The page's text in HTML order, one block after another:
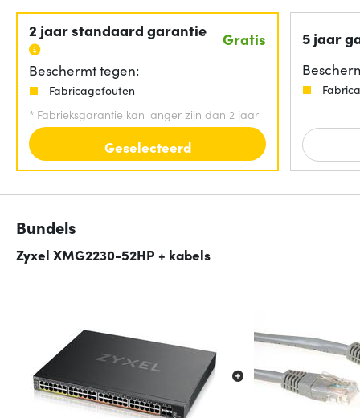
2 jaar standaard garantie Gratis
Beschermt tegen:
Fabricagefouten
* Fabrieksgarantie kan langer zijn dan 2 jaar
Geselecteerd
5 jaar
Bundels
Zyxel XMG2230-52HP + kabels